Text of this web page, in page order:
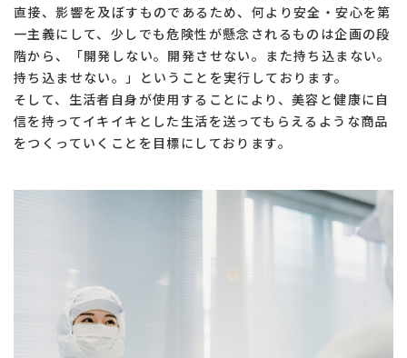
直接、影響を及ぼすものであるため、何より安全・安心を第
一主義にして、少しでも危険性が懸念されるものは企画の段
階から、「開発しない。開発させない。また持ち込まない。
持ち込ませない。」ということを実行しております。
そして、生活者自身が使用することにより、美容と健康に自
信を持ってイキイキとした生活を送ってもらえるような商品
をつくっていくことを目標にしております。